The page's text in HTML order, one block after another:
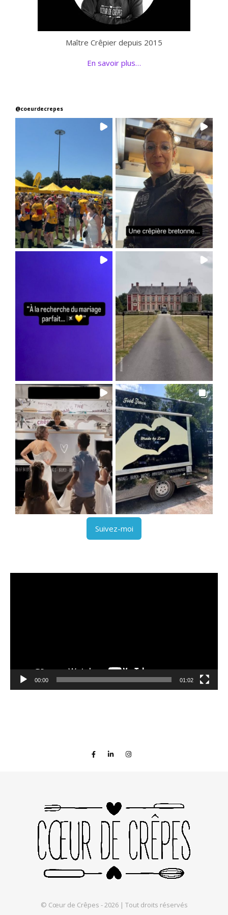
Maître Crêpier depuis 2015
En savoir plus…
@coeurdecrepes
Suivez-moi
00:00 01:02
© Cœur de Crêpes - 2026 | Tout droits réservés